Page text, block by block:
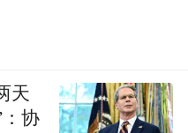
天
：协